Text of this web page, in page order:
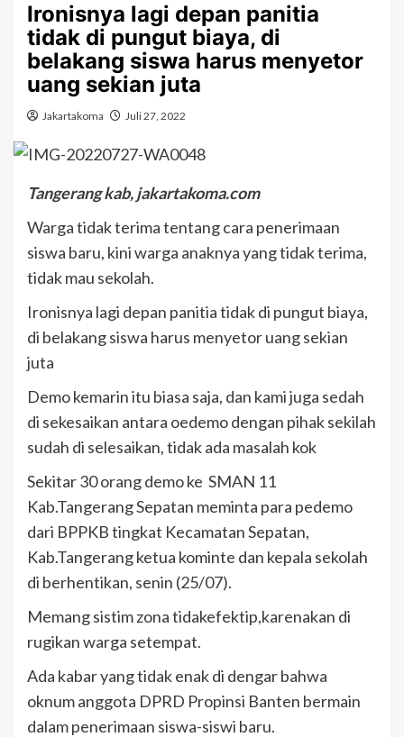
Ironisnya lagi depan panitia
tidak di pungut biaya, di
belakang siswa harus menyetor
uang sekian juta
Jakartakoma Juli 27, 2022
Tangerang kab, jakartakoma.com
Warga tidak terima tentang cara penerimaan
siswa baru, kini warga anaknya yang tidak terima,
tidak mau sekolah.
Ironisnya lagi depan panitia tidak di pungut biaya,
di belakang siswa harus menyetor uang sekian
juta
Demo kemarin itu biasa saja, dan kami juga sedah
di sekesaikan antara oedemo dengan pihak sekilah
sudah di selesaikan, tidak ada masalah kok
Sekitar 30 orang demo ke SMAN 11
Kab.Tangerang Sepatan meminta para pedemo
dari BPPKB tingkat Kecamatan Sepatan,
Kab.Tangerang ketua kominte dan kepala sekolah
di berhentikan, senin (25/07).
Memang sistim zona tidakefektip,karenakan di
rugikan warga setempat.
Ada kabar yang tidak enak di dengar bahwa
oknum anggota DPRD Propinsi Banten bermain
dalam penerimaan siswa-siswi baru.